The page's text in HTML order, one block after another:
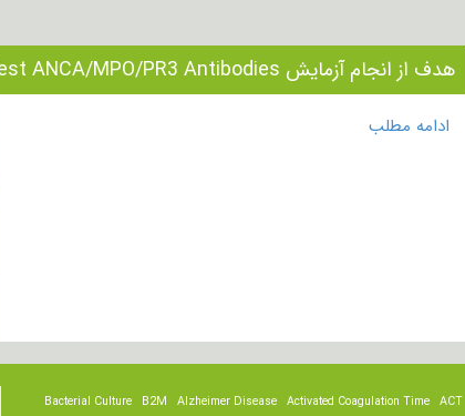
هدف از انجام آزمایش Test ANCA/MPO/PR3 Antibodies چیست؟
ادامه مطلب
ACT
Activated Coagulation Time
Alzheimer Disease
B2M
Bacterial Culture